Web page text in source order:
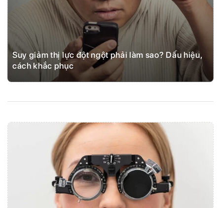
Suy giảm thị lực đột ngột phải làm sao? Dấu hiệu,
cách khắc phục